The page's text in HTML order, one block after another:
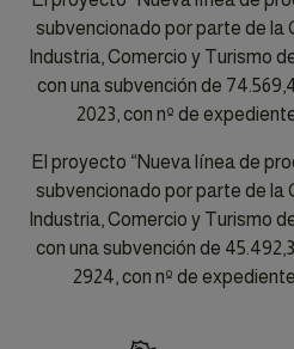
subvencionado por parte de la
Industria, Comercio y Turismo
con una subvención de
2023, con nº de
El proyecto “Nueva línea de
subvencionado por parte de la
Industria, Comercio y Turismo
con una subvención de
2924, con nº de